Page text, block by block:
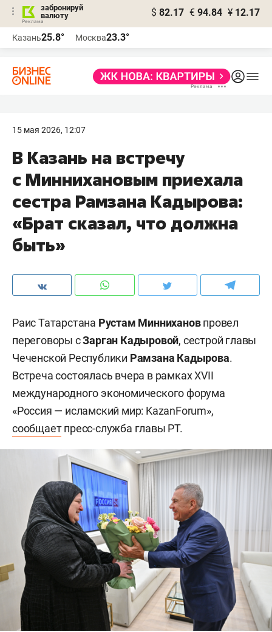
забронируй
валюту
$ 82.17 € 94.84 ¥ 12.17
Казань25.8° Москва23.3°
15 мая 2026, 12:07
В Казань на встречу
с Миннихановым приехала
сестра Рамзана Кадырова:
«Брат сказал, что должна
быть»
Раис Татарстана Рустам Миннихановпровел
переговоры сЗарган Кадыровой, сестрой главы
Чеченской Республики Рамзана Кадырова.
Встреча состоялась вчера в рамках XVII
международного экономического форума
«Россия — исламский мир: KazanForum»,
сообщаетпресс-служба главы РТ.